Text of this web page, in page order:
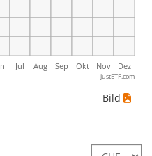
Jul Aug Sep Okt Nov Dez
justETF.com
Bild